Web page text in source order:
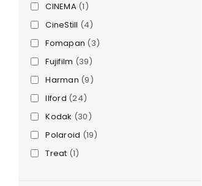
CINEMA (1)
CineStill (4)
Fomapan (3)
Fujifilm (39)
Harman (9)
Ilford (24)
Kodak (30)
Polaroid (19)
Treat (1)